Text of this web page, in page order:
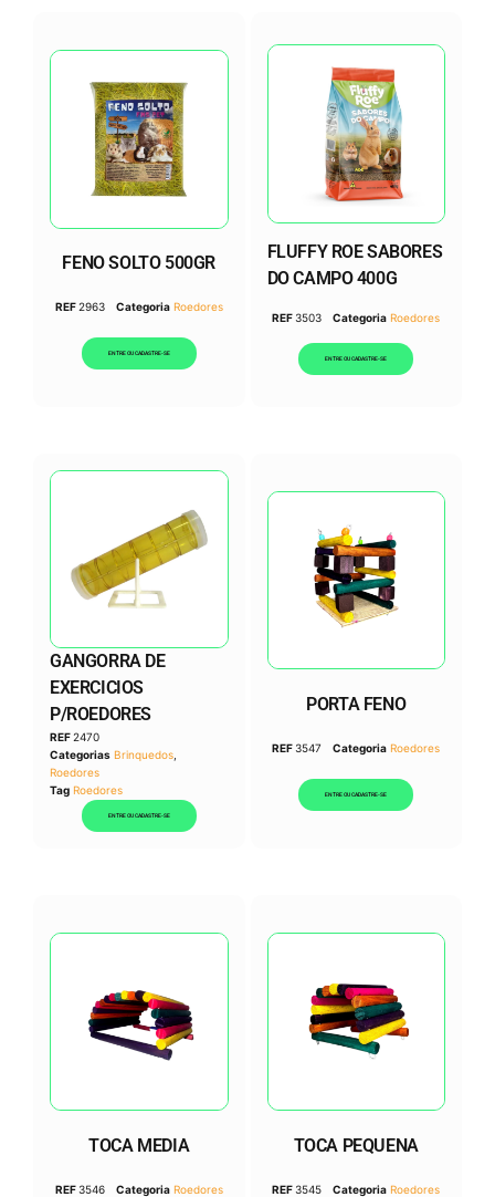
FENO SOLTO 500GR
REF2963 Categoria Roedores
ENTRE OU CADASTRE-SE
FLUFFY ROE SABORES
DO CAMPO 400G
REF3503 Categoria Roedores
ENTRE OU CADASTRE-SE
GANGORRA DE
EXERCICIOS
P/ROEDORES
REF2470
Categorias Brinquedos
Roedores
Tag Roedores
ENTRE OU CADASTRE-SE
PORTA FENO
REF3547 Categoria Roedores
ENTRE OU CADASTRE-SE
TOCA MEDIA
REF3546 Categoria Roedores
TOCA PEQUENA
REF3545 Categoria Roedores